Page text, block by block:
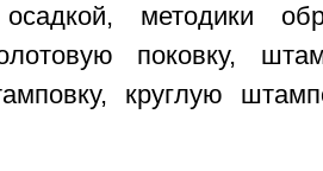
методики
поковку,
круглую